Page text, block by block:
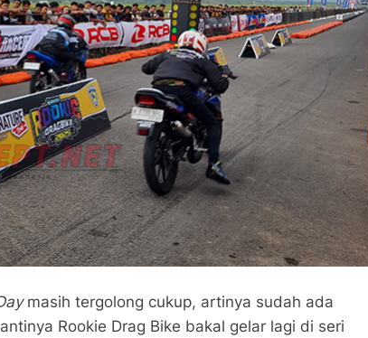
masih tergolong cukup, artinya sudah ada
Rookie Drag Bike bakal gelar lagi di seri